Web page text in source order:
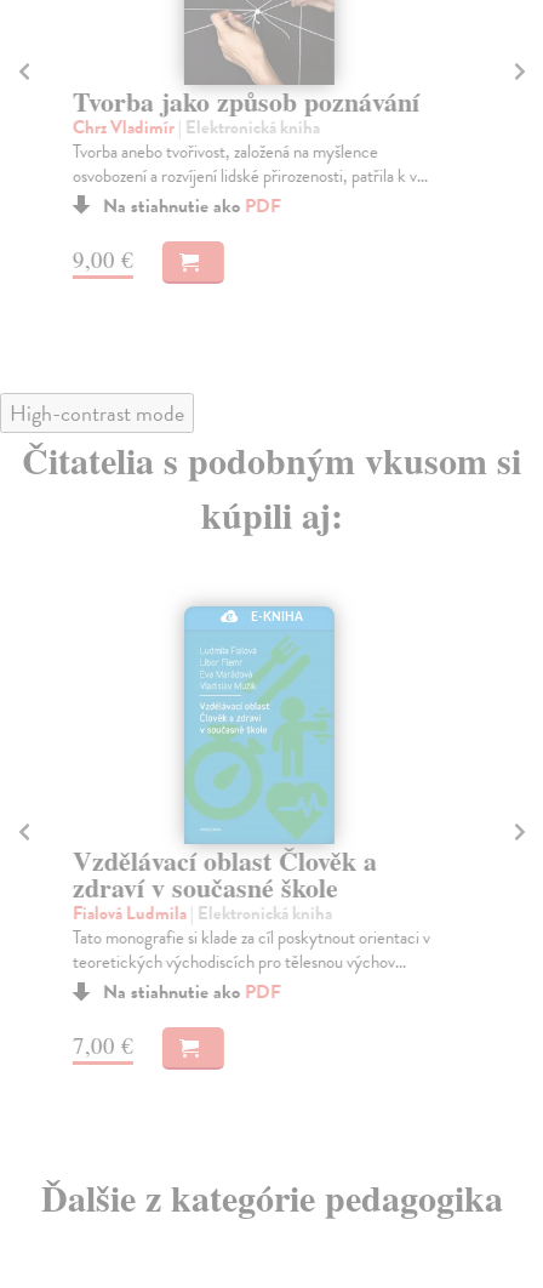
Tvorba jako způsob poznávání
Chrz Vladimír| Elektronická kniha
Tvorba anebo tvořivost, založená na myšlence
osvobození a rozvíjení lidské přirozenosti, patřila k v...
Na stiahnutie ako PDF
9,00 €
High-contrast mode
Čitatelia s podobným vkusom si
kúpili aj:
E-KNIHA
Vzdělávací oblast Člověk a
zdraví v současné škole
Fialová Ludmila| Elektronická kniha
Tato monografie si klade za cíl poskytnout orientaci v
teoretických východiscích pro tělesnou výchov...
Na stiahnutie ako PDF
7,00 €
Ďalšie z kategórie pedagogika